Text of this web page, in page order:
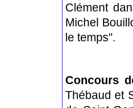
Clément
Michel
le temps".
Concours
Thébaud et